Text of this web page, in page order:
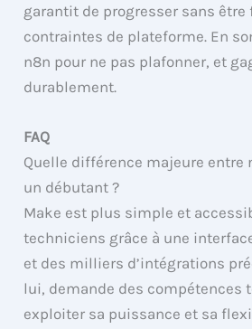
garantit de progresser sans être
contraintes de plateforme. En
n8n pour ne pas plafonner, et
durablement.
FAQ
Quelle différence majeure entre
un débutant ?
Make est plus simple et
techniciens grâce à une
et des milliers d’intégrations
lui, demande des compétences
exploiter sa puissance et sa